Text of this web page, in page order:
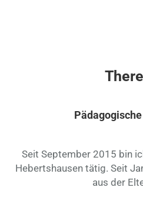
Seit September 2015 bin
Hebertshausen tätig. Seit
aus der